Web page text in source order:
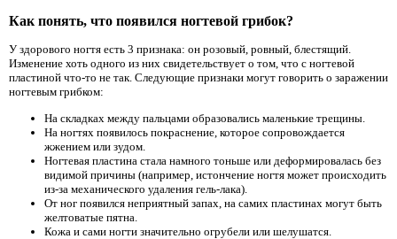
Как понять, что появился ногтевой грибок?
У здорового ногтя есть 3 признака: он розовый, ровный, блестящий.
Изменение хоть одного из них свидетельствует о том, что с ногтевой
пластиной что-то не так. Следующие признаки могут говорить о заражении
ногтевым грибком:
На складках между пальцами образовались маленькие трещины.
На ногтях появилось покраснение, которое сопровождается
жжением или зудом.
Ногтевая пластина стала намного тоньше или деформировалась без
видимой причины (например, истончение ногтя может происходить
из-за механического удаления гель-лака).
От ног появился неприятный запах, на самих пластинах могут быть
желтоватые пятна.
Кожа и сами ногти значительно огрубели или шелушатся.